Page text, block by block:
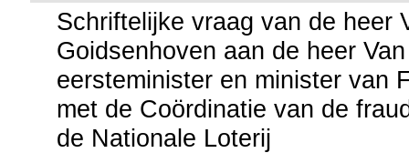
Schriftelijke vraag van de heer
Goidsenhoven aan de heer
eersteminister en minister van
met de Coördinatie van de
de Nationale Loterij